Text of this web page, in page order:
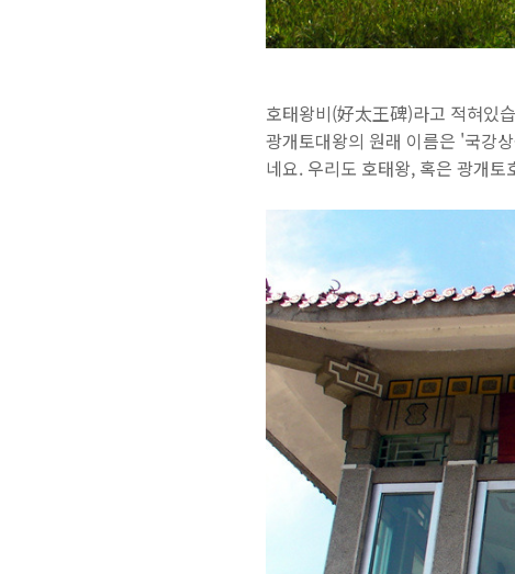
호태왕비(好太王碑)라고 적혀있
광개토대왕의 원래 이름은 '국강
네요. 우리도 호태왕, 혹은 광개